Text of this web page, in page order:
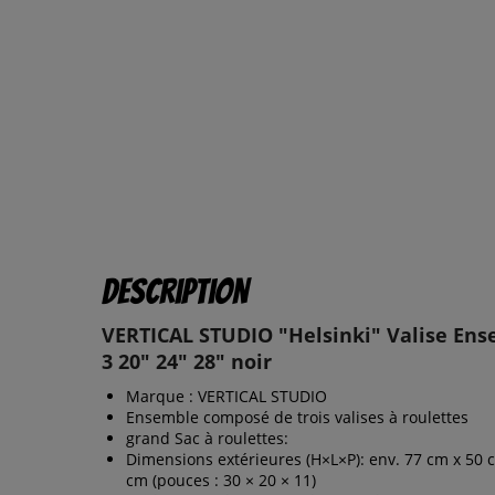
Description
VERTICAL STUDIO "Helsinki" Valise
3 20" 24" 28" noir
Marque : VERTICAL STUDIO
Ensemble composé de trois valises à roulettes
grand Sac à roulettes:
Dimensions extérieures (H×L×P): env. 77 cm x 50
cm (pouces : 30 × 20 × 11)